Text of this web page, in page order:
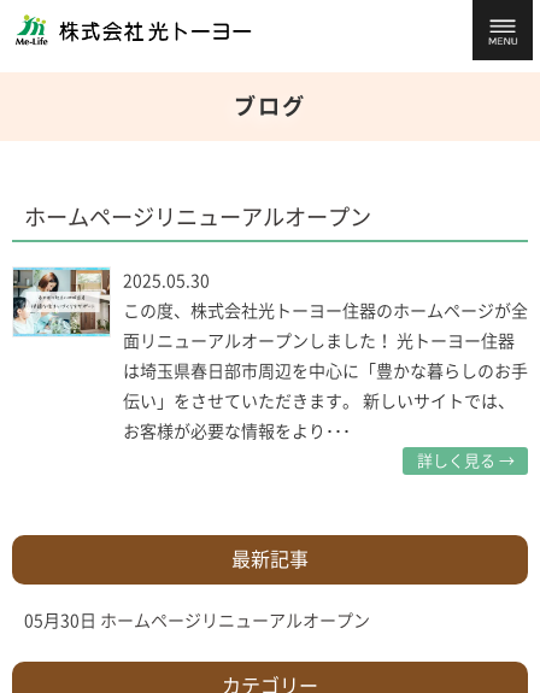
ブログ
ホームページリニューアルオープン
2025.05.30
この度、株式会社光トーヨー住器のホームページが全
面リニューアルオープンしました！ 光トーヨー住器
は埼玉県春日部市周辺を中心に「豊かな暮らしのお手
伝い」をさせていただきます。 新しいサイトでは、
お客様が必要な情報をより･･･
詳しく見る →
最新記事
05月30日 ホームページリニューアルオープン
カテゴリー